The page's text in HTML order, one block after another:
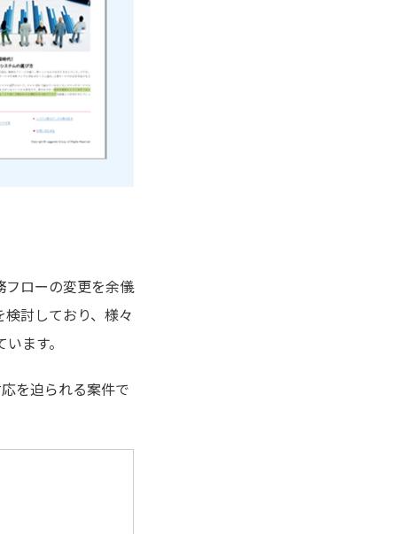
ローの変更を余儀
討しており、様々
ます。
を迫られる案件で